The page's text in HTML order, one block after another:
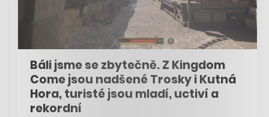
Báli jsme se zbytečně. Z Kingdom
Come jsou nadšené Trosky i Kutná
Hora, turisté jsou mladí, uctiví a
rekordní